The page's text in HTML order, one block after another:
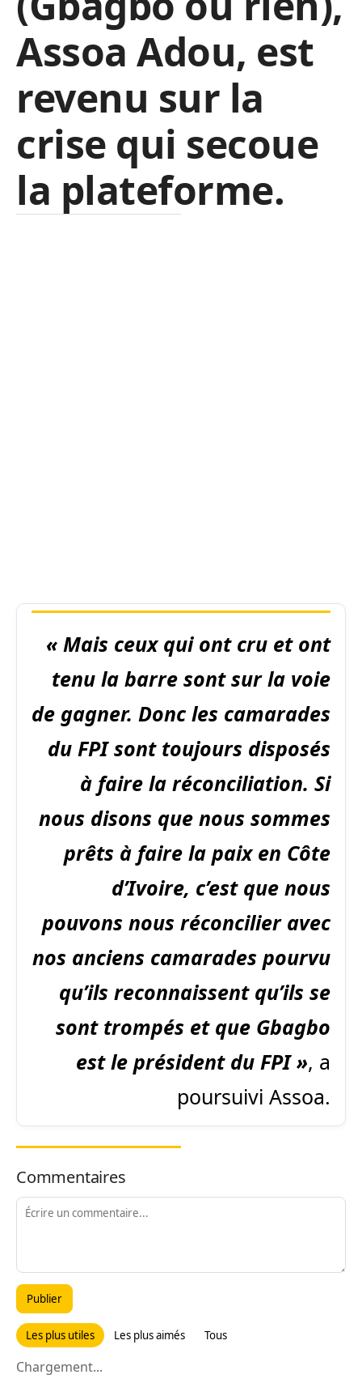
Assoa Adou, est
revenu sur la
crise qui secoue
la plateforme.
« Mais ceux qui ont cru et ont
tenu la barre sont sur la voie
de gagner. Donc les camarades
du FPI sont toujours disposés
à faire la réconciliation. Si
nous disons que nous sommes
prêts à faire la paix en Côte
d’Ivoire, c’est que nous
pouvons nous réconcilier avec
nos anciens camarades pourvu
qu’ils reconnaissent qu’ils se
sont trompés et que Gbagbo
est le président du FPI », a
poursuivi Assoa.
Commentaires
Publier
Les plus utiles Les plus aimés Tous
Chargement...